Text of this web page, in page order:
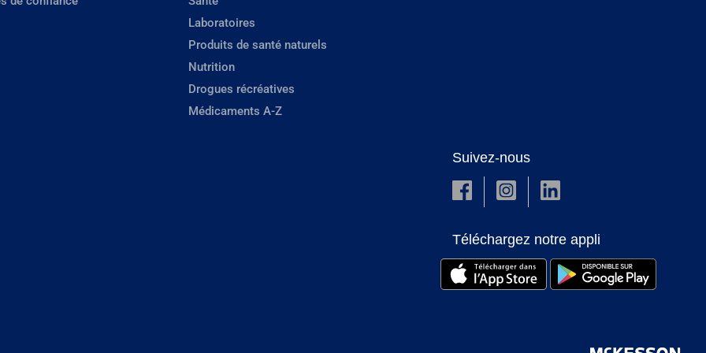
Laboratoires
Produits de santé naturels
Nutrition
Drogues récréatives
Médicaments A-Z
Suivez-nous
Téléchargez notre appli